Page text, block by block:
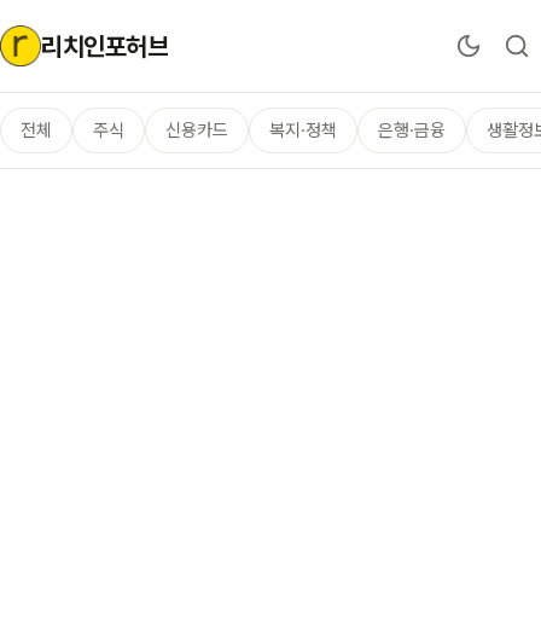
리치인포허브
전체 주식 신용카드 복지·정책 은행·금융 생활정